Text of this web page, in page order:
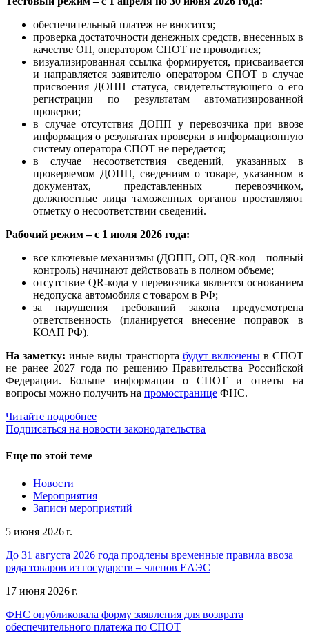
обеспечительный платеж не вносится;
проверка достаточности денежных средств, внесенных в
качестве ОП, оператором СПОТ не проводится;
визуализированная ссылка формируется, присваивается
и направляется заявителю оператором СПОТ в случае
присвоения ДОПП статуса, свидетельствующего о его
регистрации по результатам автоматизированной
проверки;
в случае отсутствия ДОПП у перевозчика при ввозе
информация о результатах проверки в информационную
систему оператора СПОТ не передается;
в случае несоответствия сведений, указанных в
проверяемом ДОПП, сведениям о товаре, указанном в
документах, представленных перевозчиком,
должностные лица таможенных органов проставляют
отметку о несоответствии сведений.
Рабочий режим – с 1 июля 2026 года:
все ключевые механизмы (ДОПП, ОП, QR-код – полный
контроль) начинают действовать в полном объеме;
отсутствие QR-кода у перевозчика является основанием
недопуска автомобиля с товаром в РФ;
за нарушения требований закона предусмотрена
ответственность (планируется внесение поправок в
КОАП РФ).
На заметку: иные виды транспорта будут включеныв СПОТ
не ранее 2027 года по решению Правительства Российской
Федерации. Больше информации о СПОТ и ответы на
вопросы можно получить на промостранице ФНС.
Читайте подробнее
Подписаться на новости законодательства
Еще по этой теме
Новости
Мероприятия
Записи мероприятий
5 июня 2026 г.
До 31 августа 2026 года продлены временные правила ввоза
ряда товаров из государств – членов ЕАЭС
17 июня 2026 г.
ФНС опубликовала форму заявления для возврата
обеспечительного платежа по СПОТ